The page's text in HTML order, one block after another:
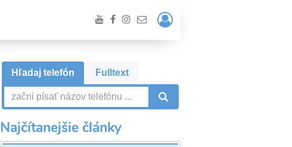
Prihlásiť
/
Registrácia
Hľadaj telefón Fulltext
Najčítanejšie články